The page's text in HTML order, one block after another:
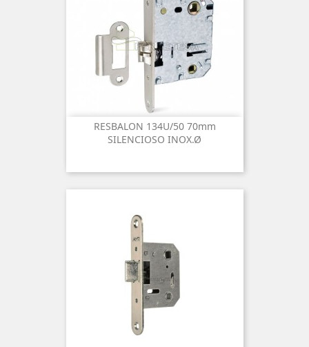
RESBALON 134U/50 70mm
SILENCIOSO INOX.Ø